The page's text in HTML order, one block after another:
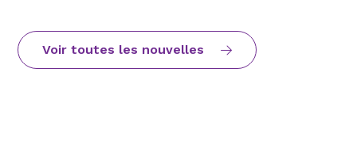
Voir toutes les nouvelles